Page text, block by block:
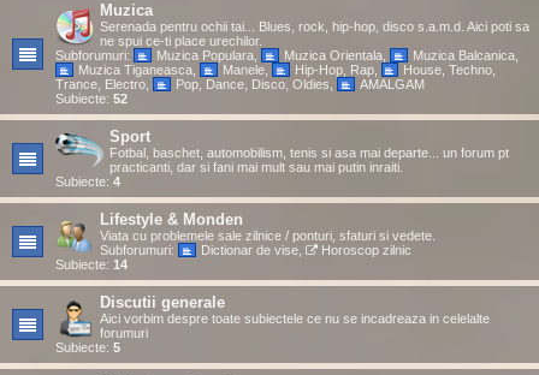
Muzica
Serenada pentru ochii tai... Blues, rock, hip-hop, disco s.a.m.d. Aici poti sa
ne spui ce-ti place urechilor.
Subforumuri:
Muzica Populara, Muzica Orientala, Muzica Balcanica,
Muzica Tiganeasca, Manele, Hip-Hop, Rap,
House, Techno,
Trance, Electro
Pop, Dance, Disco, Oldies
AMALGAM
Subiecte: 52
Sport
Fotbal, baschet, automobilism, tenis si asa mai departe... un forum pt
practicanti, dar si fani mai mult sau mai putin inraiti.
Subiecte: 4
Lifestyle & Monden
Viata cu problemele sale zilnice / ponturi, sfaturi si vedete.
Subforumuri:
Dictionar de vise,
Horoscop zilnic
Subiecte: 14
Discutii generale
Aici vorbim despre toate subiectele ce nu se incadreaza in celelalte
forumuri
Subiecte: 5